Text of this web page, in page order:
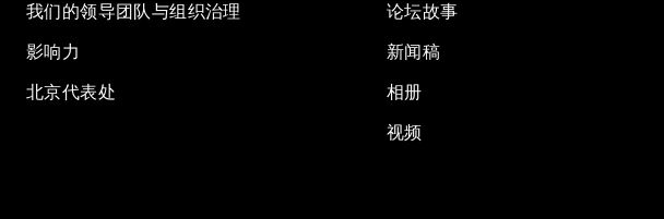
我们的领导团队与组织治理
影响力
北京代表处
论坛故事
新闻稿
相册
视频